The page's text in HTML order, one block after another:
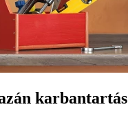
karbantartás